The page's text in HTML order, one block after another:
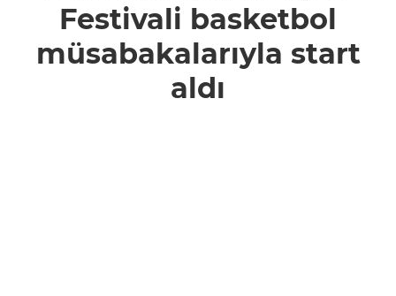
Festivali basketbol
müsabakalarıyla start
aldı